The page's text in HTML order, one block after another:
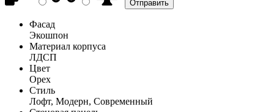
Фасад
Экошпон
Материал корпуса
ЛДСП
Цвет
Орех
Стиль
Лофт, Модерн, Современный